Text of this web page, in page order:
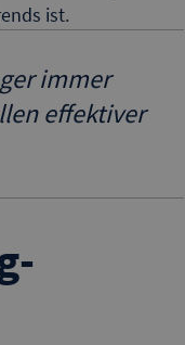
ist.
immer
effektiver